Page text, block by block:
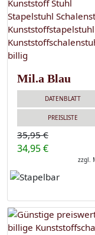
Mil.a Blau
DATENBLATT
PREISLISTE
35,95 €
34,95 €
zzgl.